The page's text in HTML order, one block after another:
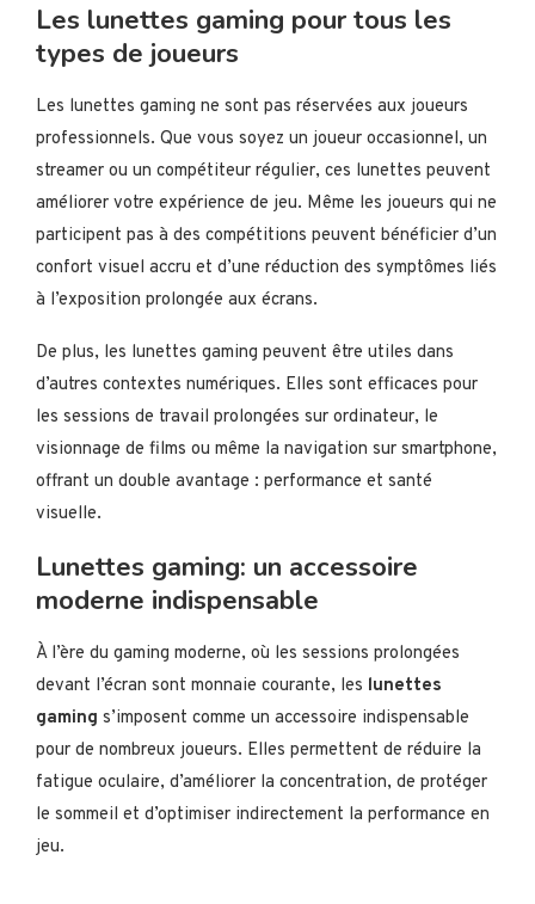
Les lunettes gaming pour tous les
types de joueurs
Les lunettes gaming ne sont pas réservées aux joueurs
professionnels. Que vous soyez un joueur occasionnel, un
streamer ou un compétiteur régulier, ces lunettes peuvent
améliorer votre expérience de jeu. Même les joueurs qui ne
participent pas à des compétitions peuvent bénéficier d’un
confort visuel accru et d’une réduction des symptômes liés
à l’exposition prolongée aux écrans.
De plus, les lunettes gaming peuvent être utiles dans
d’autres contextes numériques. Elles sont efficaces pour
les sessions de travail prolongées sur ordinateur, le
visionnage de films ou même la navigation sur smartphone,
offrant un double avantage : performance et santé
visuelle.
Lunettes gaming: un accessoire
moderne indispensable
À l’ère du gaming moderne, où les sessions prolongées
devant l’écran sont monnaie courante, les lunettes
gaming s’imposent comme un accessoire indispensable
pour de nombreux joueurs. Elles permettent de réduire la
fatigue oculaire, d’améliorer la concentration, de protéger
le sommeil et d’optimiser indirectement la performance en
jeu.